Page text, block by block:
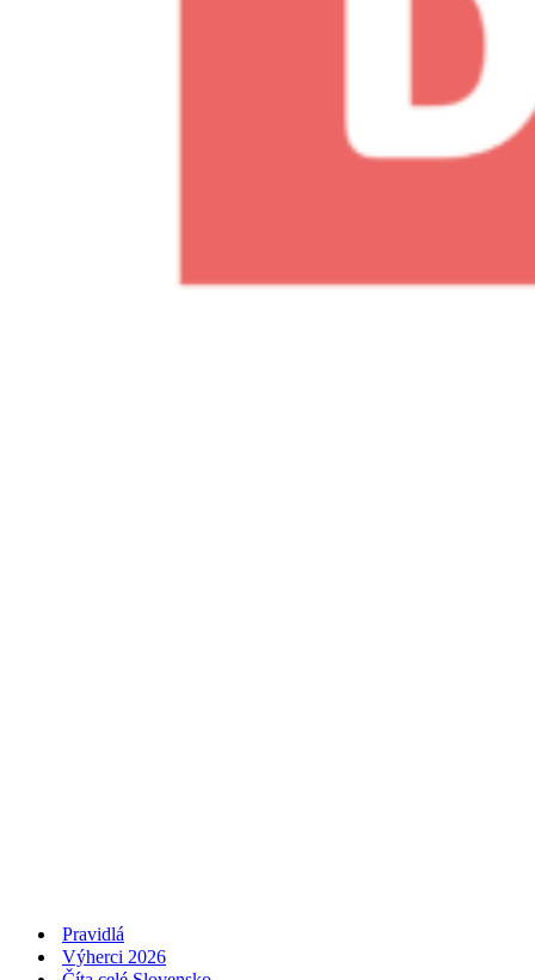
Pravidlá
Výherci 2026